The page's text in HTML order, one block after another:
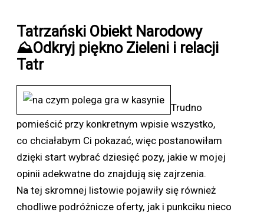
Tatrzański Obiekt Narodowy
⛰Odkryj piękno Zieleni i relacji
Tatr
Trudno
pomieścić przy konkretnym wpisie wszystko,
co chciałabym Ci pokazać, więc postanowiłam
dzięki start wybrać dziesięć pozy, jakie w mojej
opinii adekwatne do znajdują się zajrzenia.
Na tej skromnej listowie pojawiły się również
chodliwe podróżnicze oferty, jak i punkciku nieco